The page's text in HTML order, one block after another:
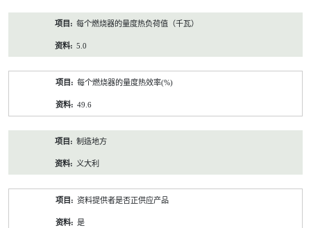
每个燃烧器的量度热负荷值（千瓦）
5.0
每个燃烧器的量度热效率(%)
49.6
制造地方
义大利
资料提供者是否正供应产品
是